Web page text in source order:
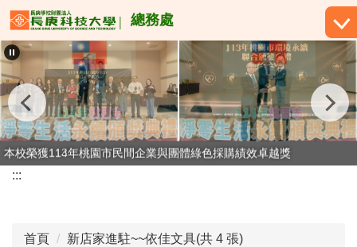
跳
到
主
內
容
區
總務處
本校榮獲114年桃園市民間企業與團體綠色採購績效卓越獎
本校榮獲113年桃園市民間企業與團體綠色採購績效卓越獎
:::
首頁 新店家進駐~~依佳文具(共 4 張)